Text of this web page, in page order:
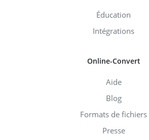
Éducation
Intégrations
Online-Convert
Aide
Blog
Formats de fichiers
Presse